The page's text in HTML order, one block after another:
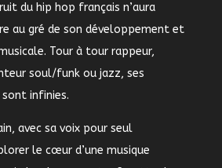
du hip hop français n’aura
au gré de son développement et
Tour à tour rappeur,
soul/funk ou jazz, ses
infinies.
avec sa voix pour seul
le cœur d’une musique